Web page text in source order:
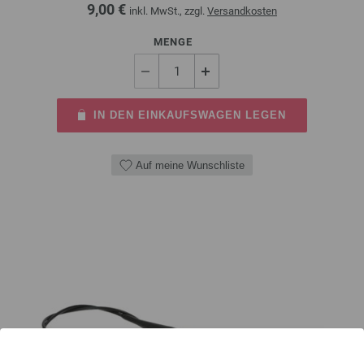
9,00 € inkl. MwSt., zzgl. Versandkosten
MENGE
IN DEN EINKAUFSWAGEN LEGEN
Auf meine Wunschliste